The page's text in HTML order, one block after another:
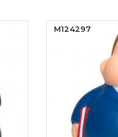
M124297